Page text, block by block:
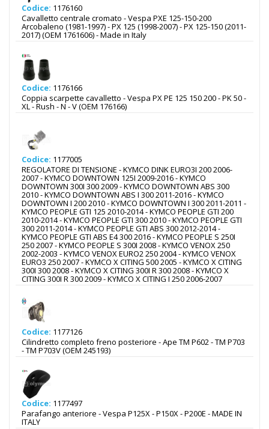
Codice: 1176160
Cavalletto centrale cromato - Vespa PXE 125-150-200
Arcobaleno (1981-1997) - PX 125 (1998-2007) - PX 125-150 (2011-
2017) (OEM 1761606) - Made in Italy
Codice: 1176166
Coppia scarpette cavalletto - Vespa PX PE 125 150 200 - PK 50 -
XL - Rush - N - V (OEM 176166)
Codice: 1177005
REGOLATORE DI TENSIONE - KYMCO DINK EURO3I 200 2006-
2007 - KYMCO DOWNTOWN 125I 2009-2016 - KYMCO
DOWNTOWN 300I 300 2009 - KYMCO DOWNTOWN ABS 300
2010 - KYMCO DOWNTOWN ABS I 300 2011-2016 - KYMCO
DOWNTOWN I 200 2010 - KYMCO DOWNTOWN I 300 2011-2011 -
KYMCO PEOPLE GTI 125 2010-2014 - KYMCO PEOPLE GTI 200
2010-2014 - KYMCO PEOPLE GTI 300 2010 - KYMCO PEOPLE GTI
300 2011-2014 - KYMCO PEOPLE GTI ABS 300 2012-2014 -
KYMCO PEOPLE GTI ABS E4 300 2016 - KYMCO PEOPLE S 250I
250 2007 - KYMCO PEOPLE S 300I 2008 - KYMCO VENOX 250
2002-2003 - KYMCO VENOX EURO2 250 2004 - KYMCO VENOX
EURO3 250 2007 - KYMCO X CITING 500 2005 - KYMCO X CITING
300I 300 2008 - KYMCO X CITING 300I R 300 2008 - KYMCO X
CITING 300I R 300 2009 - KYMCO X CITING I 250 2006-2007
Codice: 1177126
Cilindretto completo freno posteriore - Ape TM P602 - TM P703
- TM P703V (OEM 245193)
Codice: 1177497
Parafango anteriore - Vespa P125X - P150X - P200E - MADE IN
ITALY